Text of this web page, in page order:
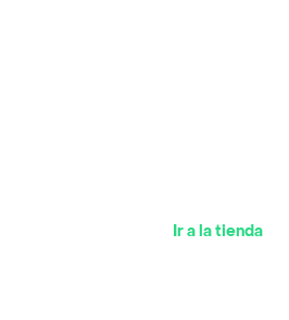
Ir a la tienda